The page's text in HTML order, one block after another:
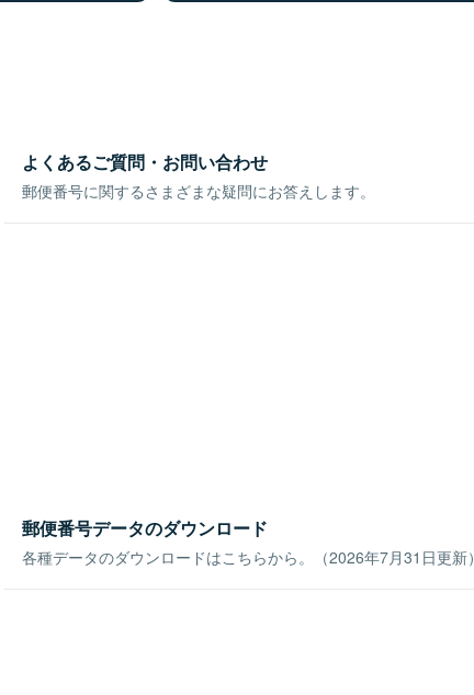
よくあるご質問・お問い合わせ
郵便番号に関するさまざまな疑問にお答えします。
郵便番号データのダウンロード
各種データのダウンロードはこちらから。（2026年7月31日更新）